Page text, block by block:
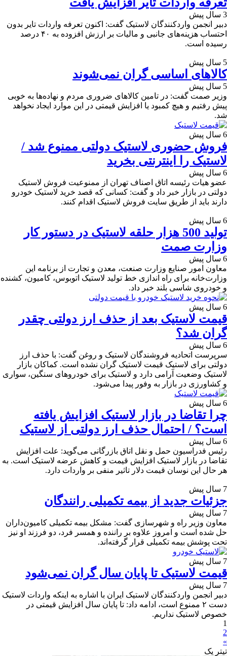
3 سال پیش
دبیر انجمن واردکنندگان لاستیک گفت: اکنون تعرفه واردات تایر بدون
احتساب هزینه‌های جانبی و مالیات بر ارزش افزوده به ۴۰ درصد
رسیده است.
5 سال پیش
کالا‌های اساسی گران نمی‌شوند
5 سال پیش
وزیر صمت گفت: در تامین کالا‌های ضروری مردم و نهاده‌ها به خوبی
پیش رفتیم و هیچ کمبود یا افزایش قیمتی در این موارد ایجاد نخواهد
شد.
6 سال پیش
فروش حضوری لاستیک دولتی ممنوع شد /
لاستیک را اینترنتی بخرید
6 سال پیش
عضو هیات رئیسه اتاق اصناف تهران از ممنوعیت فروش لاستیک
دولتی در بازار خبر داد و گفت: کسانی که قصد خرید لاستیک خودرو
دارند باید از طریق سایت فروش لاستیک اقدام کنند.
6 سال پیش
تولید 500 هزار حلقه لاستیک در دستور کار
وزارت صمت
6 سال پیش
معاون امور صنایع وزارت صنعت، معدن و تجارت از برنامه این
وزارت‌خانه برای راه اندازی خط تولید لاستیک اتوبوس، کامیون، کشنده
و خودروی شاسی بلند خبر داد.
6 سال پیش
قیمت لاستیک بعد از حذف ارز دولتی چقدر
گران شد؟
6 سال پیش
سرپرست اتحادیه فروشندگان لاستیک و روغن گفت: با حذف ارز
دولتی برای لاستیک قیمت لاستیک گران نشده است. کماکان بازار
لاستیک وضعیت آرامی دارد و لاستیک برای خودروهای سنگین، سواری
و کشاورزی در بازار به وفور پیدا می‌شود.
6 سال پیش
چرا تقاضا در بازار لاستیک افزایش یافته
است؟ / احتمال حذف ارز دولتی از لاستیک
6 سال پیش
رئیس فدراسیون حمل و نقل اتاق بازرگانی می‌گوید: علت افزایش
تقاضا در بازار لاستیک افزایش قیمت و کاهش عرضه لاستیک است. به
هر حال این نوسان قیمت دلار تاثیر منفی بر واردات دارد.
7 سال پیش
جزئیات جدید از بیمه تکمیلی رانندگان
7 سال پیش
معاون وزیر راه و شهرسازی گفت: مشکل بیمه تکمیلی کامیون‌داران
حل شده است و امروز علاوه بر راننده و همسر فرد، دو فرزند او نیز
تحت پوشش بیمه تکمیلی قرار گرفته‌اند.
7 سال پیش
قیمت لاستیک تا پایان سال گران نمی‌شود
7 سال پیش
دبیر انجمن واردکنندگان لاستیک ایران با اشاره به اینکه واردات لاستیک
دست ۲ ممنوع است، ادامه داد: تا پایان سال افزایش قیمتی در
خصوص لاستیک نداریم.
1
2
»
تیترِ یک